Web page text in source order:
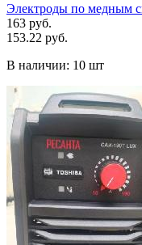
Электроды по медным
163 руб.
153.22 руб.
В наличии: 10 шт